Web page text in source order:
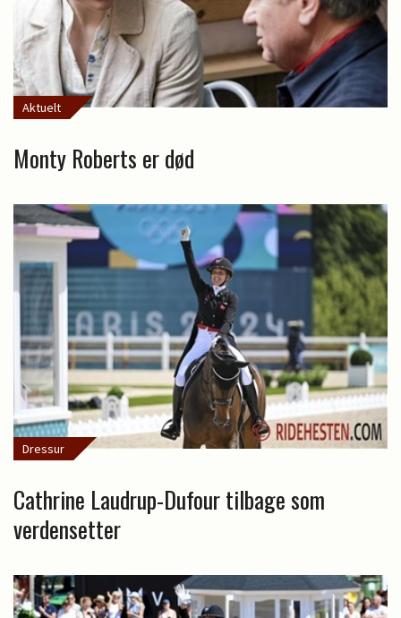
Aktuelt
Monty Roberts er død
Dressur
Cathrine Laudrup-Dufour tilbage som
verdensetter